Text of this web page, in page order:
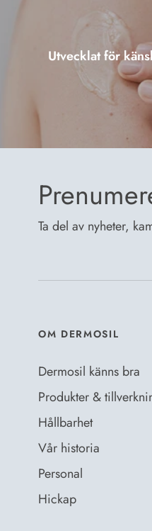
Utvecklat för
Ta del av nyheter,
OM DERMOSIL
Dermosil känns bra
Produkter &
Hållbarhet
Vår historia
Personal
Hickap